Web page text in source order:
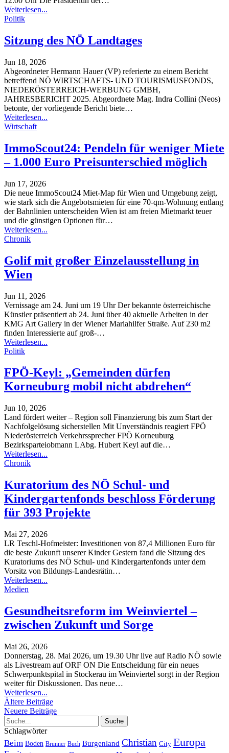
Weiterlesen...
Politik
Sitzung des NÖ Landtages
Jun 18, 2026
Abgeordneter Hermann Hauer (VP) referierte zu einem Bericht
betreffend NÖ WIRTSCHAFTS- UND TOURISMUSFONDS,
NIEDERÖSTERREICH-WERBUNG GMBH,
JAHRESBERICHT 2025. Abgeordnete Mag. Indra Collini (Neos)
betonte, der vorliegende Bericht biete…
Weiterlesen...
Wirtschaft
ImmoScout24: Pendeln für weniger Miete
– 1.000 Euro Preisunterschied möglich
Jun 17, 2026
Die neue ImmoScout24 Miet-Map für Wien und Umgebung zeigt,
wie stark sich die Angebotsmieten für eine 70-qm-Wohnung entlang
der Bahnlinien unterscheiden Wien ist am freien Mietmarkt teuer
und die günstigen Optionen für…
Weiterlesen...
Chronik
Golif mit großer Einzelausstellung in
Wien
Jun 11, 2026
Vernissage am 24. Juni um 19 UhrDer bekannte österreichische
Künstler präsentiert ab 24. Juni über 40 aktuelle Arbeiten in der
KMG Art Gallery in der Wiener Mariahilfer Straße. Auf 230 m2
finden Interessierte auf groß-…
Weiterlesen...
Politik
FPÖ-Keyl: „Gemeinden dürfen
Korneuburg mobil nicht abdrehen“
Jun 10, 2026
Land fördert weiter – Region soll Finanzierung bis zum Start der
Nachfolgelösung sicherstellen Mit Unverständnis reagiert FPÖ
Niederösterreich Verkehrssprecher FPÖ Korneuburg
Bezirksparteiobmann LAbg. Hubert Keyl auf die…
Weiterlesen...
Chronik
Kuratorium des NÖ Schul- und
Kindergartenfonds beschloss Förderung
für 393 Projekte
Mai 27, 2026
LR Teschl-Hofmeister: Investitionen von 87,4 Millionen Euro für
die beste Zukunft unserer KinderGestern fand die Sitzung des
Kuratoriums des NÖ Schul- und Kindergartenfonds unter dem
Vorsitz von Bildungs-Landesrätin…
Weiterlesen...
Medien
Gesundheitsreform im Weinviertel –
zwischen Zukunft und Sorge
Mai 26, 2026
Donnerstag, 28. Mai 2026, um 19.30 Uhr live auf Radio NÖ sowie
als Livestream auf ORF ON Die Entscheidung für ein neues
Schwerpunktspital in Stockerau im Weinviertel sorgt in der Region
weiter für Diskussionen. Das neue…
Weiterlesen...
Ältere Beiträge
Neuere Beiträge
Schlagwörter
Beim Boden Brunner Buch Burgenland Christian City Europa